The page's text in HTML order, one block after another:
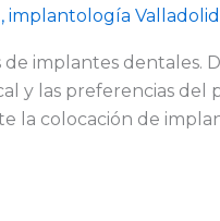
, implantología Valladolid
implantes dentales.
y las preferencias
la colocación de